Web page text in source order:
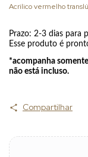
Acrilico vermelho
Prazo: 2-3 dias para
Esse produto é
*acompanha
não está incluso.
Compartilhar